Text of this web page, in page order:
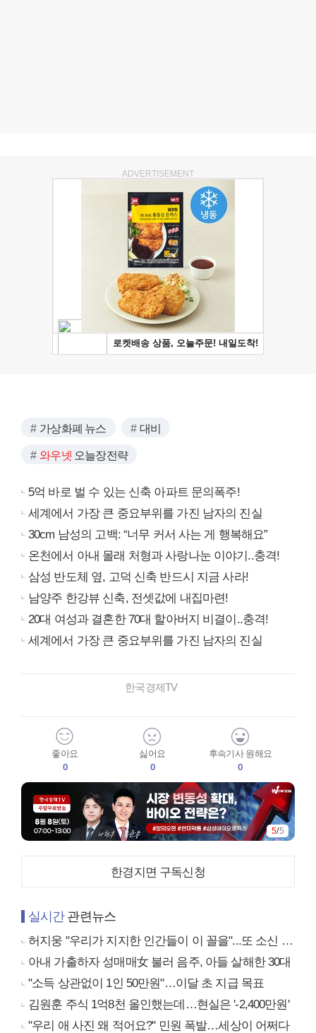
ADVERTISEMENT
가상화폐 뉴스 대비
와우넷 오늘장전략
5억 바로 벌 수 있는 신축 아파트 문의폭주!
세계에서 가장 큰 중요부위를 가진 남자의 진실
30cm 남성의 고백: “너무 커서 사는 게 행복해요”
온천에서 아내 몰래 처형과 사랑나눈 이야기..충격!
삼성 반도체 옆, 고덕 신축 반드시 지금 사라!
남양주 한강뷰 신축, 전셋값에 내집마련!
20대 여성과 결혼한 70대 할아버지 비결이..충격!
세계에서 가장 큰 중요부위를 가진 남자의 진실
한국경제TV
좋아요
0
싫어요
0
후속기사 원해요
0
5/5
한경지면 구독신청
실시간관련뉴스
허지웅 "우리가 지지한 인간들이 이 꼴을"...또 소신 발언
아내 가출하자 성매매女 불러 음주, 아들 살해한 30대
"소득 상관없이 1인 50만원"…이달 초 지급 목표
김원훈 주식 1억8천 올인했는데…현실은 '-2,400만원'
"우리 애 사진 왜 적어요?" 민원 폭발…세상이 어쩌다